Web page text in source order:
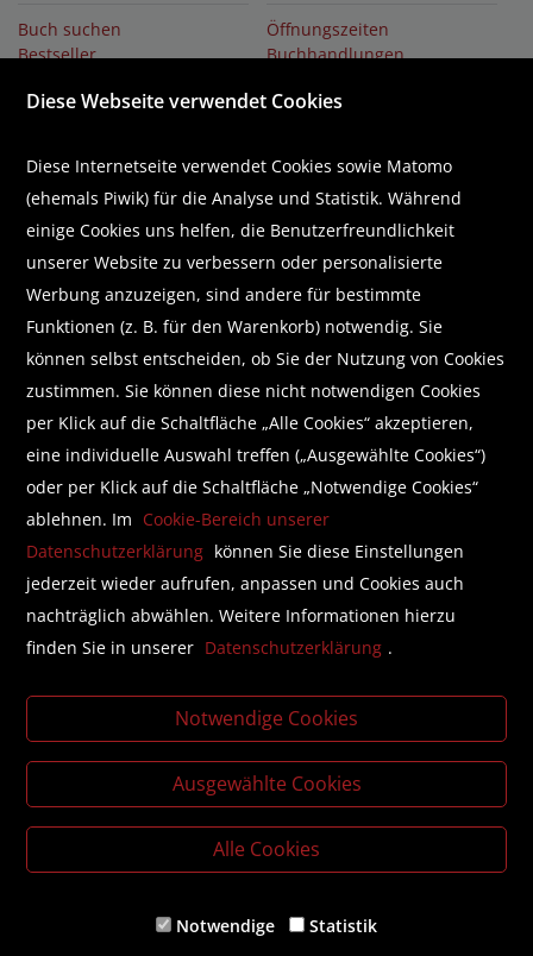
Buch suchen
Bestseller
Literaturlisten
Öffnungszeiten
Buchhandlungen
Karriere
Abonnieren Sie unseren Newsletter
Wir helfen Ihnen beim Finden!
E-Mail:shop@brunnerbuch.at
Telefon:+43 (0) 5578 /75 278
Folgen Sie uns auf Facebook
Literatur beschaffen mit der Buchhandlung Brunner
Individualisierte, unkomplizierte Lösungen für die Buch-
und Zeitschriftenbeschaffung in Ihrem Unternehmen.
Literaturlisten für Bildungsinstitutionen
Gemeinsame Angebotserstellung für jede Literatur in
Zusammenarbeit mit Bildungsstätten und Fachverlagen.
Diese Webseite verwendet Cookies
Diese Internetseite verwendet Cookies sowie Matomo
(ehemals Piwik) für die Analyse und Statistik. Während
einige Cookies uns helfen, die Benutzerfreundlichkeit
unserer Website zu verbessern oder personalisierte
Werbung anzuzeigen, sind andere für bestimmte
Funktionen (z. B. für den Warenkorb) notwendig. Sie
können selbst entscheiden, ob Sie der Nutzung von Cookies
zustimmen. Sie können diese nicht notwendigen Cookies
per Klick auf die Schaltfläche „Alle Cookies“ akzeptieren,
eine individuelle Auswahl treffen („Ausgewählte Cookies“)
oder per Klick auf die Schaltfläche „Notwendige Cookies“
ablehnen. Im Cookie-Bereich unserer
Datenschutzerklärung können Sie diese Einstellungen
jederzeit wieder aufrufen, anpassen und Cookies auch
nachträglich abwählen. Weitere Informationen hierzu
finden Sie in unserer Datenschutzerklärung .
Notwendige Cookies
Ausgewählte Cookies
Alle Cookies
Notwendige Statistik